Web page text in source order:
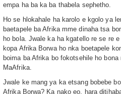
empa ha ba ka ba thabela sephetho.
Ho se hlokahale ha karolo e kgolo ya
baetapele ba Afrika mme dinaha tsa
ho bola. Jwale ka ha kgatello re se re
kopa Afrika Borwa ho nka boetapele
boima ba Afrika bo fokotsehile ho
MaAfrika.
Jwale ke mang ya ka etsang bobebe
Afrika Borwa? Ka nako eo, hara